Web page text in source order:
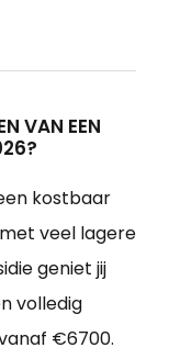
VAN EEN
kostbaar
veel lagere
geniet jij
volledig
€6700.